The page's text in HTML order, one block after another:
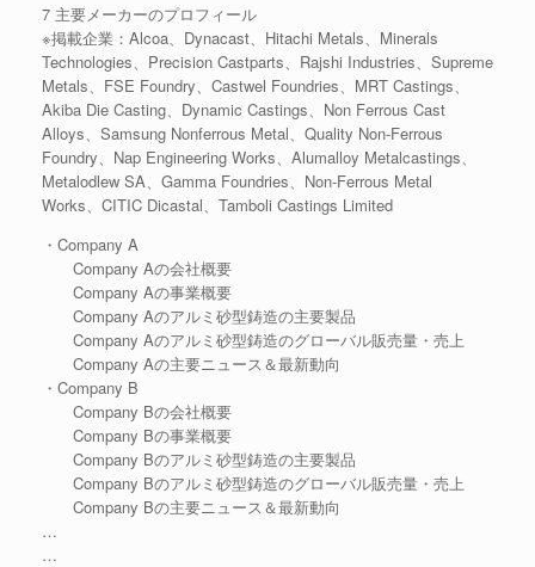
7 主要メーカーのプロフィール
※掲載企業：Alcoa、Dynacast、Hitachi Metals、Minerals
Technologies、Precision Castparts、Rajshi Industries、Supreme
Metals、FSE Foundry、Castwel Foundries、MRT Castings、
Akiba Die Casting、Dynamic Castings、Non Ferrous Cast
Alloys、Samsung Nonferrous Metal、Quality Non-Ferrous
Foundry、Nap Engineering Works、Alumalloy Metalcastings、
Metalodlew SA、Gamma Foundries、Non-Ferrous Metal
Works、CITIC Dicastal、Tamboli Castings Limited
・Company A
Company Aの会社概要
Company Aの事業概要
Company Aのアルミ砂型鋳造の主要製品
Company Aのアルミ砂型鋳造のグローバル販売量・売上
Company Aの主要ニュース＆最新動向
・Company B
Company Bの会社概要
Company Bの事業概要
Company Bのアルミ砂型鋳造の主要製品
Company Bのアルミ砂型鋳造のグローバル販売量・売上
Company Bの主要ニュース＆最新動向
…
…